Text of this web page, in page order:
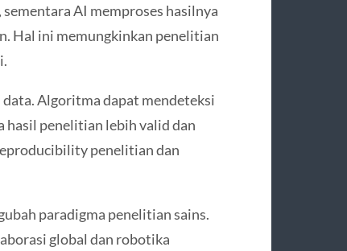
AI memproses hasilnya
Hal ini memungkinkan penelitian
Algoritma dapat mendeteksi
hasil penelitian lebih valid dan
penelitian dan
paradigma penelitian sains.
global dan robotika